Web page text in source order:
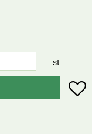
st